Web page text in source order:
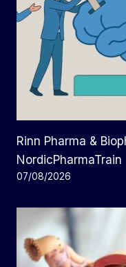
Rinn Pharma &
NordicPharmaTrain
07/08/2026